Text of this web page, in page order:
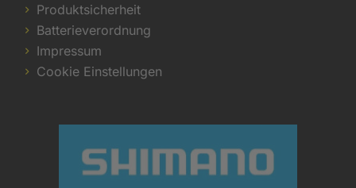
Produktsicherheit
Batterieverordnung
Impressum
Cookie Einstellungen